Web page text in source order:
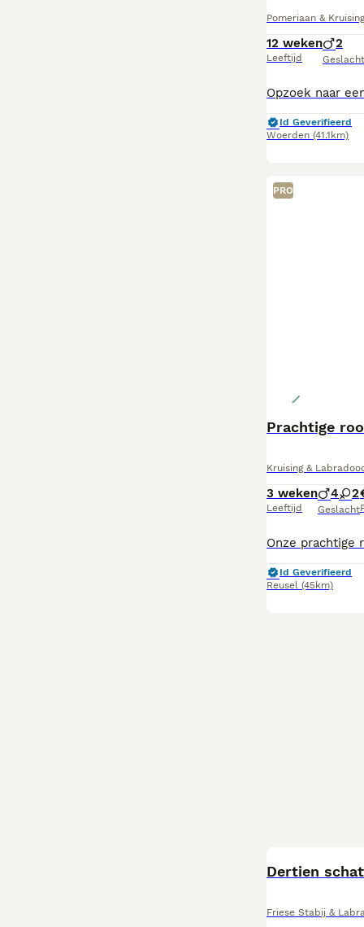
Pomeriaan &
12 weken
Leeftijd
2
Geslacht
Id Geverifieerd
Woerden (41.1km)
PRO
Prachtige
Kruising &
3 weken
Leeftijd
4 2
Geslacht
Id Geverifieerd
Reusel (45km)
Dertien
Friese Stabij &